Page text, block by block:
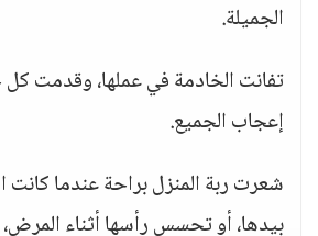
الجميلة.
تفانت الخادمة في عملها، وقدمت كل
إعجاب الجميع.
شعرت ربة المنزل براحة عندما
بيدها، أو تحسس رأسها أثناء